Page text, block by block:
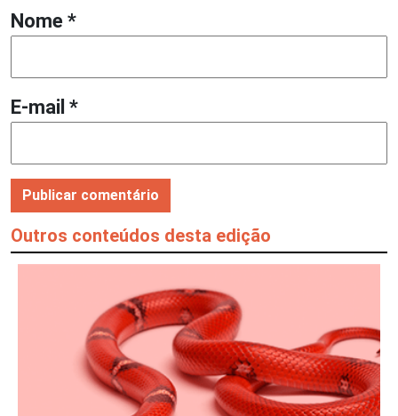
Nome *
E-mail *
Outros conteúdos desta edição